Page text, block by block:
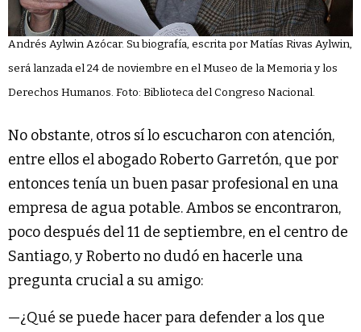
Andrés Aylwin Azócar. Su biografía, escrita por Matías Rivas Aylwin,
será lanzada el 24 de noviembre en el Museo de la Memoria y los
Derechos Humanos. Foto: Biblioteca del Congreso Nacional.
No obstante, otros sí lo escucharon con atención,
entre ellos el abogado Roberto Garretón, que por
entonces tenía un buen pasar profesional en una
empresa de agua potable. Ambos se encontraron,
poco después del 11 de septiembre, en el centro de
Santiago, y Roberto no dudó en hacerle una
pregunta crucial a su amigo:
—¿Qué se puede hacer para defender a los que